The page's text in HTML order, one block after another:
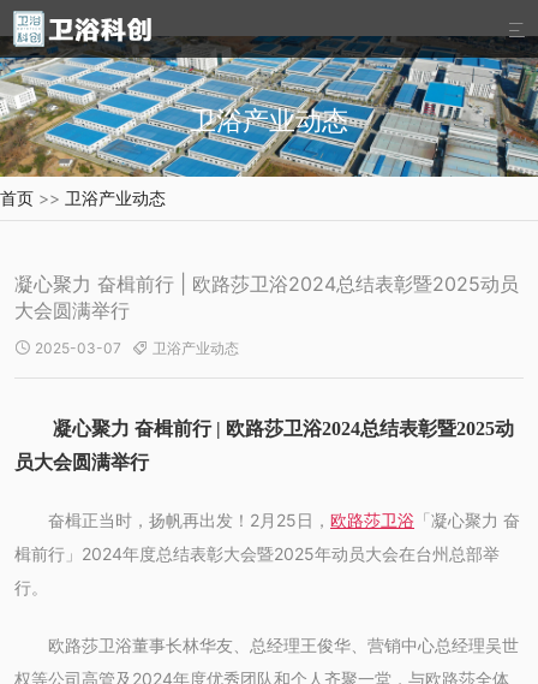

卫浴产业动态
首页 >> 卫浴产业动态
凝心聚力 奋楫前行 | 欧路莎卫浴2024总结表彰暨2025动员
大会圆满举行
 2025-03-07  卫浴产业动态
凝心聚力 奋楫前行 | 欧路莎卫浴2024总结表彰暨2025动
员大会圆满举行
奋楫正当时，扬帆再出发！2月25日， 欧路莎卫浴 「凝心聚力 奋
楫前行」2024年度总结表彰大会暨2025年动员大会在台州总部举
行。
欧路莎卫浴董事长林华友、总经理王俊华、营销中心总经理吴世
权等公司高管及2024年度优秀团队和个人齐聚一堂，与欧路莎全体